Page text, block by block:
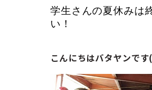
ガイド紹介
学生さんの夏休みは
い！
こんにちはバタヤンで